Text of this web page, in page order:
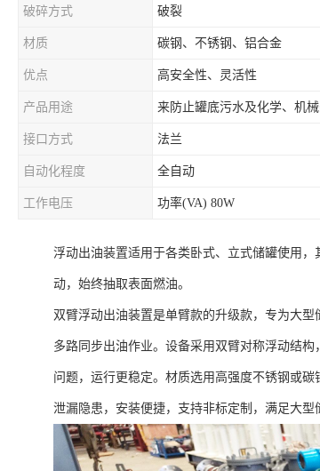
破碎方式 破裂
材质 碳钢、不锈钢、铝合金
优点 高安全性、灵活性
产品用途
接口方式 法兰
自动化程度 全自动
工作电压 功率(VA) 80W
浮动出油装置适用于各类卧式、立式储罐使用
动，始终抽取表面燃油。
双臂浮动出油装置是单臂款的升级款，专为大
多路同步出油作业。设备采用双臂对称浮动结
问题，运行更稳定。材质选用高强度不锈钢或
泄漏隐患，安装便捷，支持非标定制，满足大型